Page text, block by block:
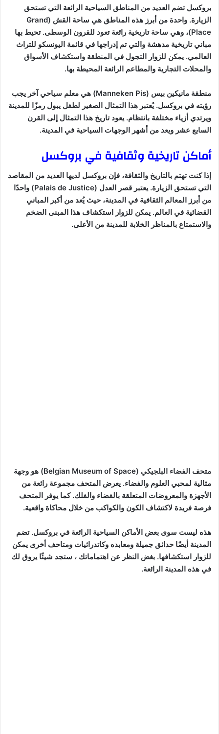
بروكسل تضم العديد من المناطق السياحية الرائعة التي تستحق
الزيارة. واحدة من أبرز هذه المناطق هي ساحة القش (Grand
Place)، وهي ساحة تاريخية رائعة تعود للقرون الوسطى. تحيط بها
مباني تاريخية مدهشة والتي تم إدراجها في قائمة اليونسكو للتراث
العالمي. يمكن للزوار التجول في المنطقة واستكشاف الأسواق
والمحلات التجارية والمطاعم الرائعة المحيطة بها.
منطقة مانيكين بيس (Manneken Pis) هي معلم سياحي آخر يجب
رؤيته في بروكسل. يُعتبر هذا التمثال الصغير لطفل يبول رمزًا للمدينة
ويرتدي أزياء مختلفة بانتظام. يعود تاريخ هذا التمثال إلى القرن
السابع عشر ويعد من أشهر الوجهات السياحية في المدينة.
أماكن تاريخية وثقافية في بروكسل
إذا كنت تهتم بالتاريخ والثقافة، فإن بروكسل لديها العديد من المقاصد
التي تستحق الزيارة. يعتبر قصر العدل (Palais de Justice) واحدًا
من أبرز المعالم الثقافية في المدينة، حيث يُعد من أكبر المباني
القضائية في العالم. يمكن للزوار استكشاف هذا المبنى الضخم
والاستمتاع بالمناظر الخلابة للمدينة من الأعلى.
متحف الفضاء البلجيكي (Belgian Museum of Space) هو وجهة
مثالية لمحبي العلوم والفضاء. يعرض المتحف مجموعة رائعة من
الأجهزة والمعروضات المتعلقة بالفضاء والفلك. كما يوفر المتحف
فرصة فريدة لاكتشاف الكون والكواكب من خلال محاكاة واقعية.
هذه ليست سوى بعض الأماكن السياحية الرائعة في بروكسل. تضم
المدينة أيضًا حدائق جميلة ومعابده وكاتدرائيات ومتاحف أخرى يمكن
للزوار استكشافها. بغض النظر عن اهتماماتك ، ستجد شيئًا يروق لك
في هذه المدينة الرائعة.